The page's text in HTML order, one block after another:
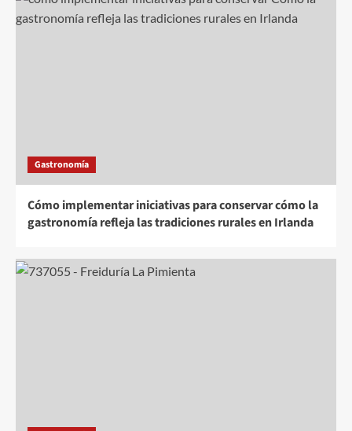
Gastronomía
Cómo implementar iniciativas para conservar cómo la
gastronomía refleja las tradiciones rurales en Irlanda